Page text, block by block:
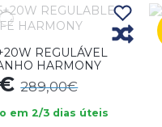
REGULÁVEL
HARMONY
289,00€
em 2/3 dias úteis